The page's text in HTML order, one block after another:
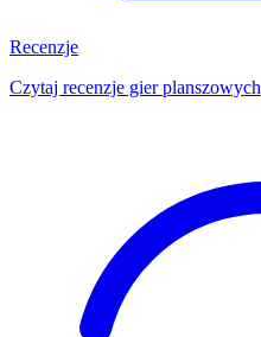
Recenzje
Czytaj recenzje gier planszowych